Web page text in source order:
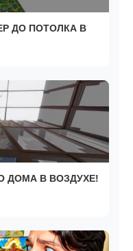
ДО ПОТОЛКА В
ДОМА В ВОЗДУХЕ!